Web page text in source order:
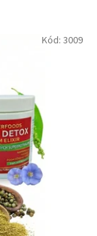
Kód: 3009